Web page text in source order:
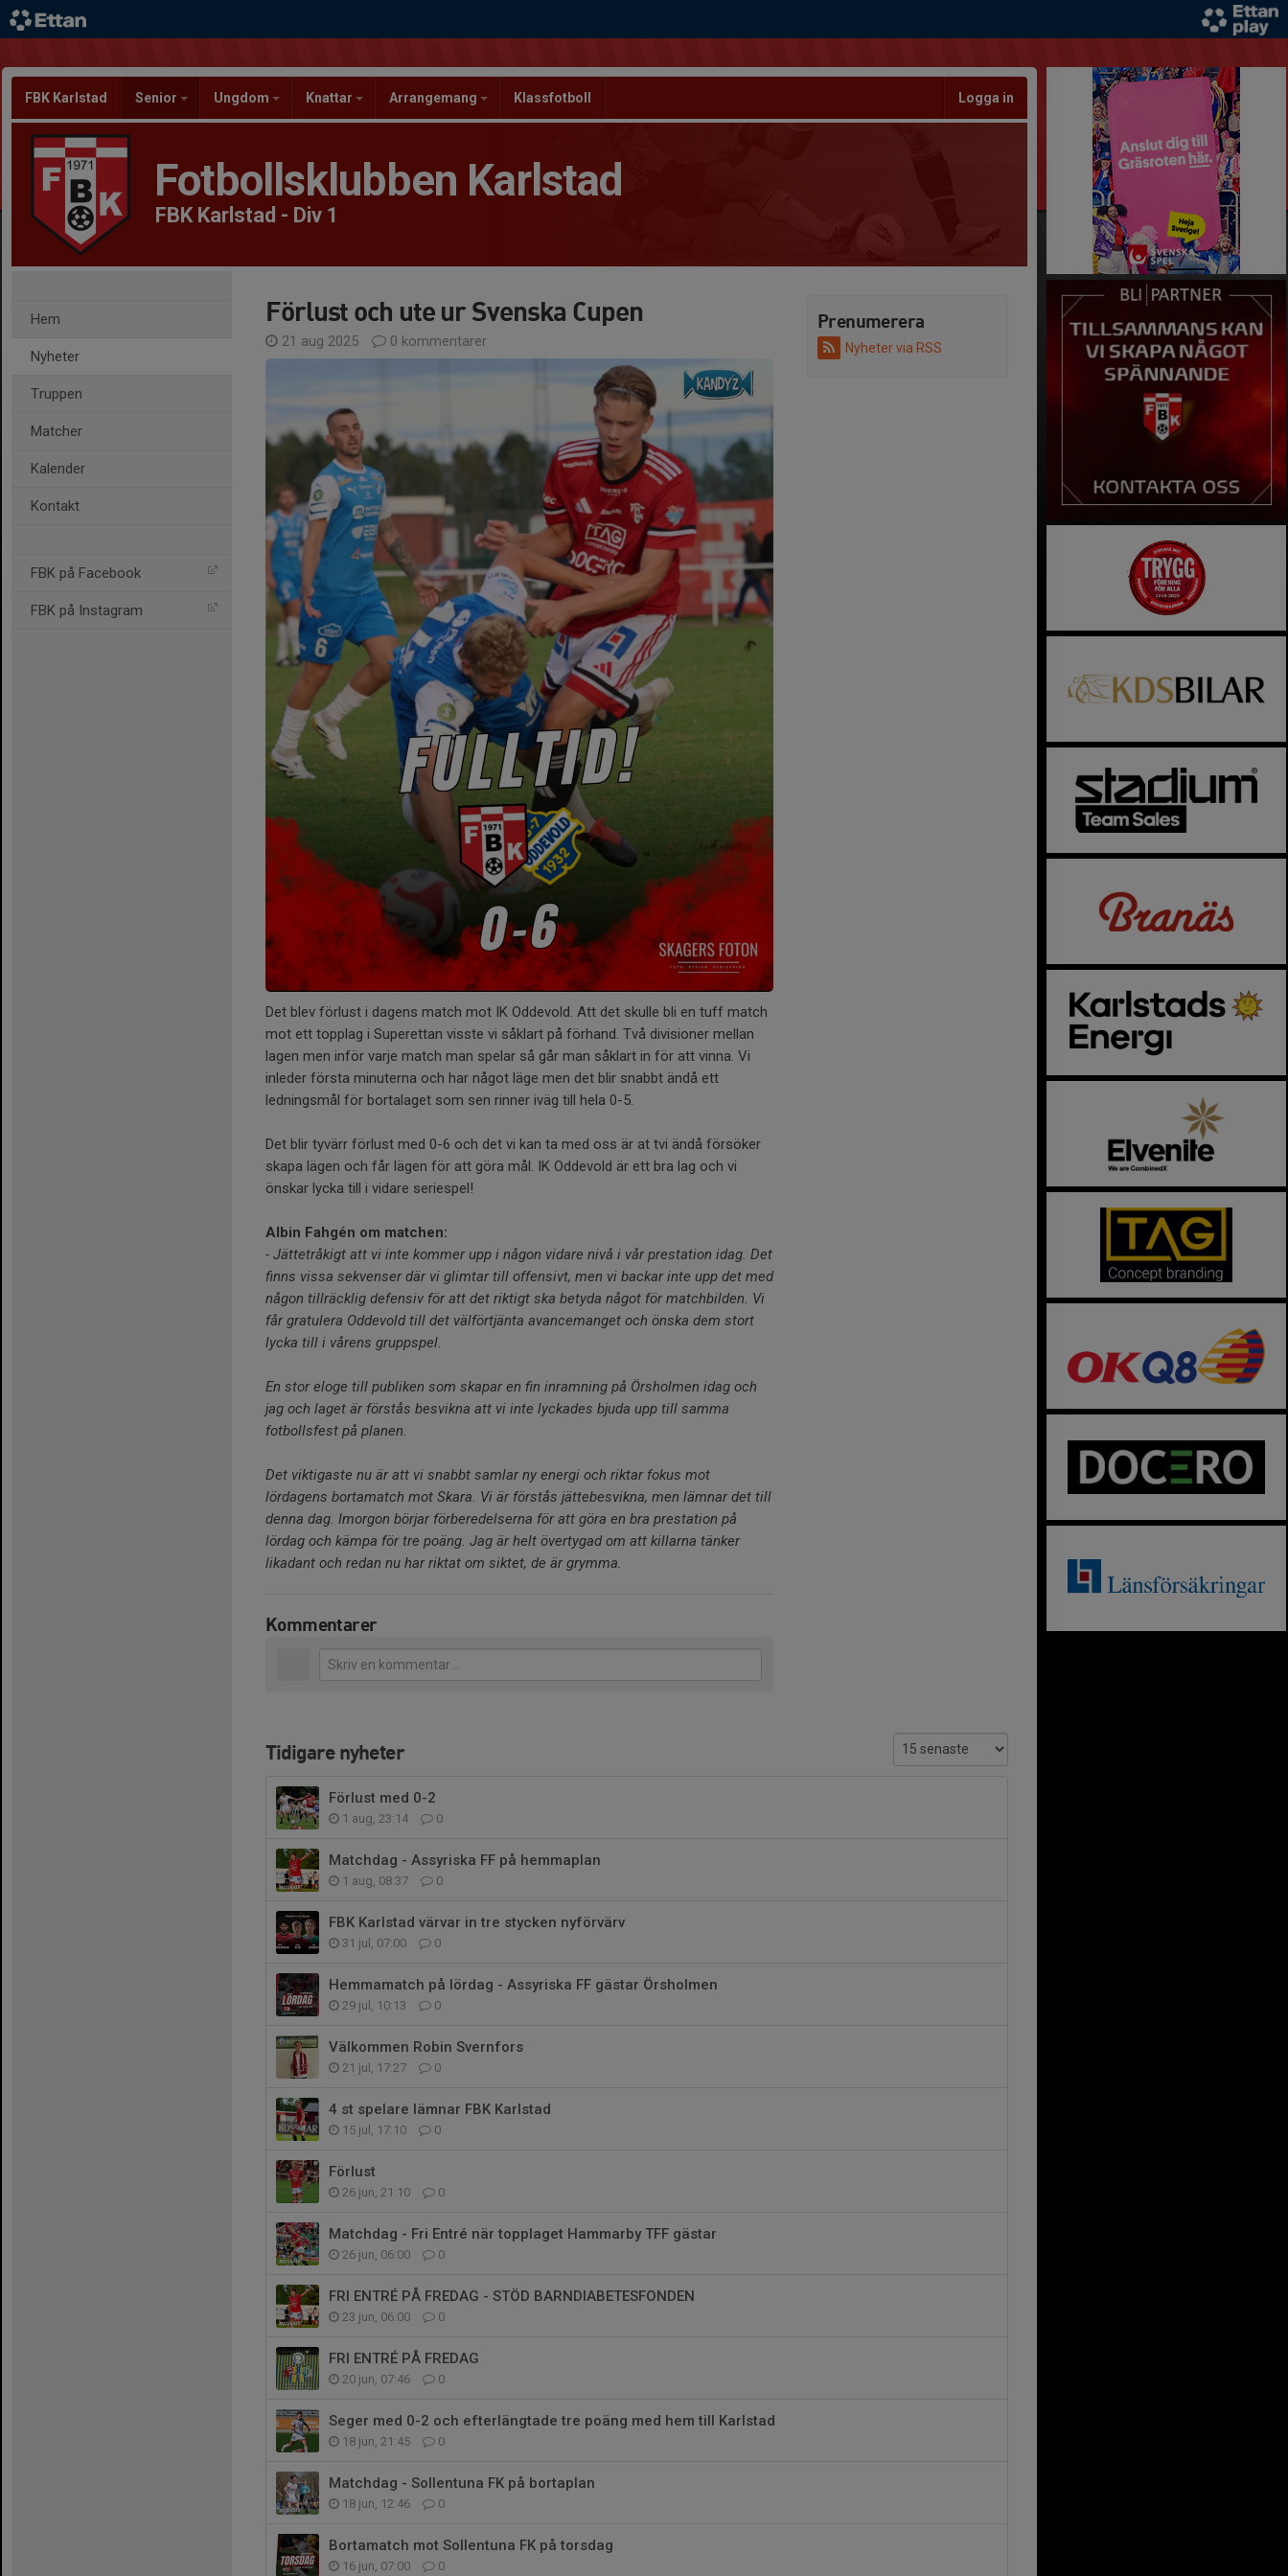
FBK Karlstad Senior Ungdom Knattar Arrangemang Klassfotboll Logga in
Fotbollsklubben Karlstad
FBK Karlstad - Div 1
Hem
Nyheter
Truppen
Matcher
Kalender
Kontakt
FBK på Facebook
FBK på Instagram
Prenumerera
Nyheter via RSS
Förlust och ute ur Svenska Cupen
21 aug 2025 0 kommentarer
Det blev förlust i dagens match mot IK Oddevold. Att det skulle bli en tuff match
mot ett topplag i Superettan visste vi såklart på förhand. Två divisioner mellan
lagen men inför varje match man spelar så går man såklart in för att vinna. Vi
inleder första minuterna och har något läge men det blir snabbt ändå ett
ledningsmål för bortalaget som sen rinner iväg till hela 0-5.
Det blir tyvärr förlust med 0-6 och det vi kan ta med oss är at tvi ändå försöker
skapa lägen och får lägen för att göra mål. IK Oddevold är ett bra lag och vi
önskar lycka till i vidare seriespel!
Albin Fahgén om matchen:
- Jättetråkigt att vi inte kommer upp i någon vidare nivå i vår prestation idag. Det
finns vissa sekvenser där vi glimtar till offensivt, men vi backar inte upp det med
någon tillräcklig defensiv för att det riktigt ska betyda något för matchbilden. Vi
får gratulera Oddevold till det välförtjänta avancemanget och önska dem stort
lycka till i vårens gruppspel.
En stor eloge till publiken som skapar en fin inramning på Örsholmen idag och
jag och laget är förstås besvikna att vi inte lyckades bjuda upp till samma
fotbollsfest på planen.
Det viktigaste nu är att vi snabbt samlar ny energi och riktar fokus mot
lördagens bortamatch mot Skara. Vi är förstås jättebesvikna, men lämnar det till
denna dag. Imorgon börjar förberedelserna för att göra en bra prestation på
lördag och kämpa för tre poäng. Jag är helt övertygad om att killarna tänker
likadant och redan nu har riktat om siktet, de är grymma.
Kommentarer
Tidigare nyheter
Förlust med 0-2
1 aug, 23:14 0
Matchdag - Assyriska FF på hemmaplan
1 aug, 08:37 0
FBK Karlstad värvar in tre stycken nyförvärv
31 jul, 07:00 0
Hemmamatch på lördag - Assyriska FF gästar Örsholmen
29 jul, 10:13 0
Välkommen Robin Svernfors
21 jul, 17:27 0
4 st spelare lämnar FBK Karlstad
15 jul, 17:10 0
Förlust
26 jun, 21:10 0
Matchdag - Fri Entré när topplaget Hammarby TFF gästar
26 jun, 06:00 0
FRI ENTRÉ PÅ FREDAG - STÖD BARNDIABETESFONDEN
23 jun, 06:00 0
FRI ENTRÉ PÅ FREDAG
20 jun, 07:46 0
Seger med 0-2 och efterlängtade tre poäng med hem till Karlstad
18 jun, 21:45 0
Matchdag - Sollentuna FK på bortaplan
18 jun, 12:46 0
Bortamatch mot Sollentuna FK på torsdag
16 jun, 07:00 0